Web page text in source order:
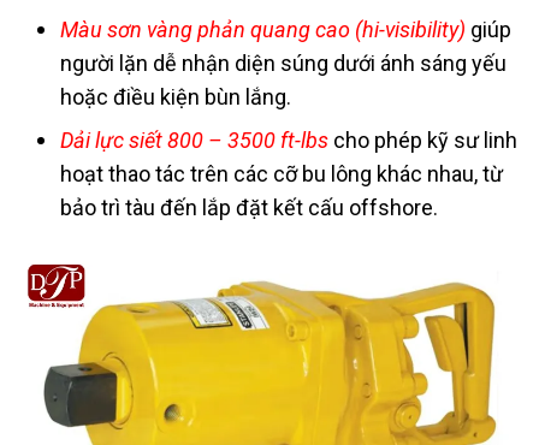
Màu sơn vàng phản quang cao (hi-visibility) giúp
người lặn dễ nhận diện súng dưới ánh sáng yếu
hoặc điều kiện bùn lắng.
Dải lực siết 800 – 3500 ft-lbs cho phép kỹ sư linh
hoạt thao tác trên các cỡ bu lông khác nhau, từ
bảo trì tàu đến lắp đặt kết cấu offshore.